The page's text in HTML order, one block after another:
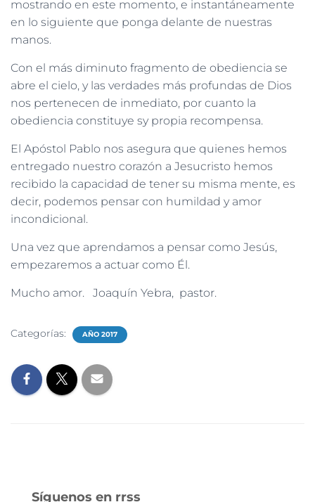
mostrando en este momento, e instantáneamente
en lo siguiente que ponga delante de nuestras
manos.
Con el más diminuto fragmento de obediencia se
abre el cielo, y las verdades más profundas de Dios
nos pertenecen de inmediato, por cuanto la
obediencia constituye sy propia recompensa.
El Apóstol Pablo nos asegura que quienes hemos
entregado nuestro corazón a Jesucristo hemos
recibido la capacidad de tener su misma mente, es
decir, podemos pensar con humildad y amor
incondicional.
Una vez que aprendamos a pensar como Jesús,
empezaremos a actuar como Él.
Mucho amor. Joaquín Yebra, pastor.
Categorías: AÑO 2017
Síguenos en rrss